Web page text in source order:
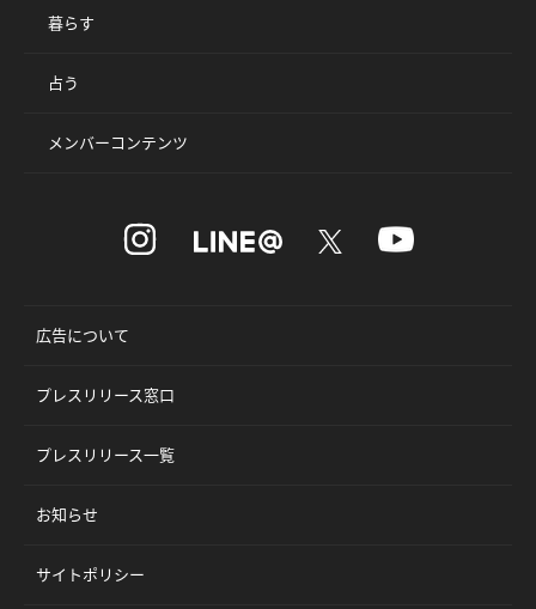
暮らす
占う
メンバーコンテンツ
広告について
プレスリリース窓口
プレスリリース一覧
お知らせ
サイトポリシー